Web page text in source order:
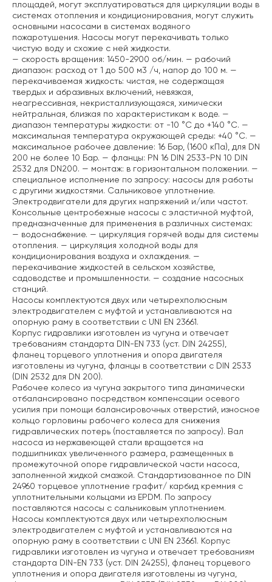
площадей, могут эксплуатироваться для циркуляции воды в
системах отопления и кондиционирования, могут служить
основными насосами в системах водяного
пожаротушения. Насосы могут перекачивать только
чистую воду и схожие с ней жидкости.
— скорость вращения: 1450-2900 об/мин. — рабочий
диапазон: расход от 1 до 500 м3 /ч, напор до 100 м. —
перекачиваемая жидкость: чистая, не содержащая
твердых и абразивных включений, невязкая,
неагрессивная, некристаллизующаяся, химически
нейтральная, близкая по характеристикам к воде. —
диапазон температуры жидкости: от -10 °C до +140 °C. —
максимальная температура окружающей среды: +40 °C. —
максимальное рабочее давление: 16 Бар, (1600 кПа), для DN
200 не более 10 Бар. — фланцы: PN 16 DIN 2533-PN 10 DIN
2532 для DN200. — монтаж: в горизонтальном положении. —
специальное исполнение по запросу: насосы для работы
с другими жидкостями. Сальниковое уплотнение.
Электродвигатели для других напряжений и/или частот.
Консольные центробежные насосы с эластичной муфтой,
предназначенные для применения в различных системах:
— водоснабжение. — циркуляция горячей воды для системы
отопления. — циркуляция холодной воды для
кондиционирования воздуха и охлаждения. —
перекачивание жидкостей в сельском хозяйстве,
садоводстве и промышленности. — создание насосных
станций.
Насосы комплектуются двух или четырехполюсным
электродвигателем с муфтой и устанавливаются на
опорную раму в соответствии с UNI EN 23661.
Корпус гидравлики изготовлен из чугуна и отвечает
требованиям стандарта DIN-EN 733 (уст. DIN 24255),
фланец торцевого уплотнения и опора двигателя
изготовлены из чугуна, фланцы в соответствии с DIN 2533
(DIN 2532 для DN 200).
Рабочее колесо из чугуна закрытого типа динамически
отбалансировано посредством компенсации осевого
усилия при помощи балансировочных отверстий, износное
кольцо горловины рабочего колеса для снижения
гидравлических потерь (поставляется по запросу). Вал
насоса из нержавеющей стали вращается на
подшипниках увеличенного размера, размещенных в
промежуточной опоре гидравлической части насоса,
заполненной жидкой смазкой. Стандартизованное по DIN
24960 торцевое уплотнение графит/ карбид кремния с
уплотнительными кольцами из EPDM. По запросу
поставляются насосы с сальниковым уплотнением.
Насосы комплектуются двух или четырехполюсным
электродвигателем с муфтой и устанавливаются на
опорную раму в соответствии с UNI EN 23661. Корпус
гидравлики изготовлен из чугуна и отвечает требованиям
стандарта DIN-EN 733 (уст. DIN 24255), фланец торцевого
уплотнения и опора двигателя изготовлены из чугуна,